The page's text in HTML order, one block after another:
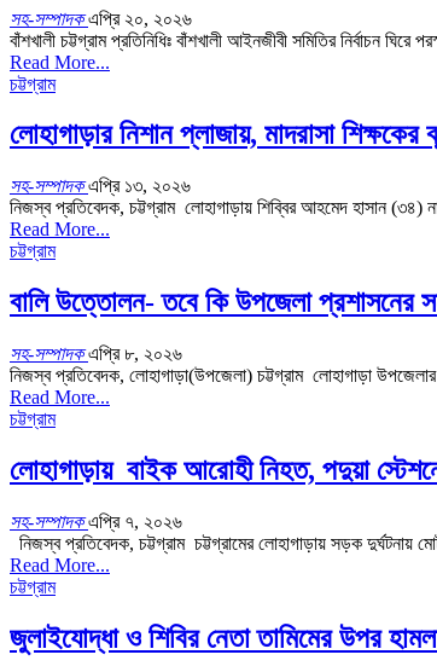
সহ-সম্পাদকএপ্রি ২০, ২০২৬
বাঁশখালী চট্টগ্রাম প্রতিনিধিঃ বাঁশখালী আইনজীবী সমিতির নির্বাচন
Read More...
চট্টগ্রাম
লোহাগাড়ার নিশান প্লাজায়, মাদরাসা
সহ-সম্পাদকএপ্রি ১৩, ২০২৬
নিজস্ব প্রতিবেদক, চট্টগ্রাম লোহাগাড়ায় শিব্বির আহমেদ হাসান
Read More...
চট্টগ্রাম
বালি উত্তোলন- তবে কি উপজেলা প্রশাসনের
সহ-সম্পাদকএপ্রি ৮, ২০২৬
নিজস্ব প্রতিবেদক, লোহাগাড়া(উপজেলা) চট্টগ্রাম লোহাগাড়া
Read More...
চট্টগ্রাম
লোহাগাড়ায় বাইক আরোহী নিহত, পদুয়া
সহ-সম্পাদকএপ্রি ৭, ২০২৬
নিজস্ব প্রতিবেদক, চট্টগ্রাম চট্টগ্রামের লোহাগাড়ায় সড়ক
Read More...
চট্টগ্রাম
জুলাইযোদ্ধা ও শিবির নেতা তামিমের উপর